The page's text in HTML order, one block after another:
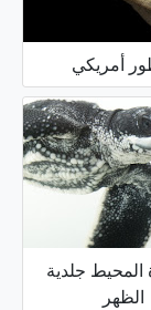
أمريكي
المحيط جلدية
الظهر